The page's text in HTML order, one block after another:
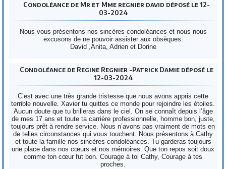
Condoléance de Mr et Mme regnier david déposé le 12-
03-2024
Nous vous présentons nos sincères condoléances et nous nous
excusons de ne pouvoir assister aux obsèques.
David ,Anita, Adrien et Dorine
Condoléance de Regine Regnier -Patrick Damie déposé le
12-03-2024
C’est avec une très grande tristesse que nous avons appris cette
terrible nouvelle. Xavier tu quittes ce monde pour rejoindre les étoiles.
Aucun doute que tu brilleras dans le ciel. On se connaît depuis l’âge
de mes 17 ans et toute ta carrière professionnelle, homme bon, juste,
toujours prêt à rendre service. Nous n’avons pas vraiment de mots en
de telles circonstances qui vous touchent. Nous présentons à Cathy
et toute la famille nos sincères condoléances. Tu garderas toujours
une place dans nos cœurs et nos mémoires. Que ton repos soit doux
comme ton cœur fut bon. Courage à toi Cathy, Courage à tes
proches.